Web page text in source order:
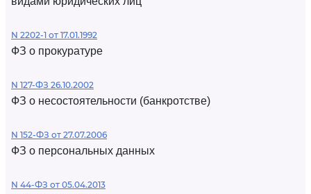
N 2202-1 от 17.01.1992
ФЗ о прокуратуре
N 127-ФЗ 26.10.2002
ФЗ о несостоятельности (банкротстве)
N 152-ФЗ от 27.07.2006
ФЗ о персональных данных
N 44-ФЗ от 05.04.2013